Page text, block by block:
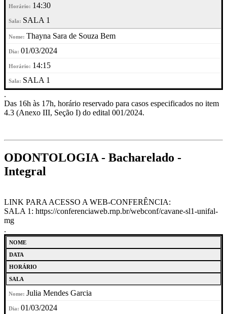
14:30
SALA 1
Thayna Sara de Souza Bem
01/03/2024
14:15
SALA 1
.
Das 16h às 17h, horário reservado para casos especificados no item
4.3 (Anexo III, Seção I) do edital 001/2024.
ODONTOLOGIA - Bacharelado -
Integral
LINK PARA ACESSO A WEB-CONFERÊNCIA:
SALA 1: https://conferenciaweb.rnp.br/webconf/cavane-sl1-unifal-
mg
.
NOME
DATA
HORÁRIO
SALA
Julia Mendes Garcia
01/03/2024